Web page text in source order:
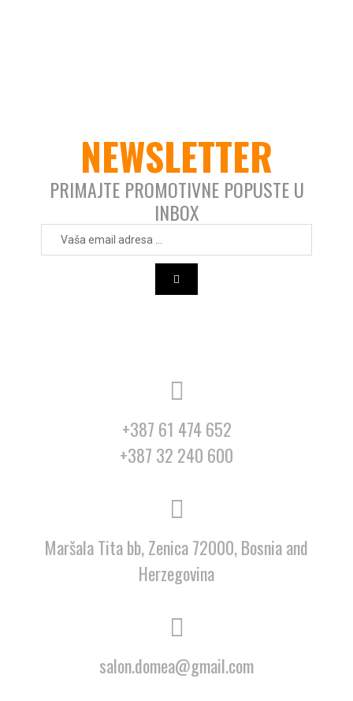
NEWSLETTER
PRIMAJTE PROMOTIVNE POPUSTE U
INBOX
+387 61 474 652
+387 32 240 600
Maršala Tita bb, Zenica 72000, Bosnia and
Herzegovina
salon.domea@gmail.com